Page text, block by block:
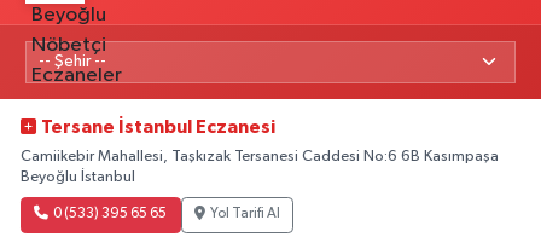
Tersane İstanbul Eczanesi
Camiikebir Mahallesi, Taşkızak Tersanesi Caddesi No:6 6B Kasımpaşa
Beyoğlu İstanbul
0 (533) 395 65 65 Yol Tarifi Al